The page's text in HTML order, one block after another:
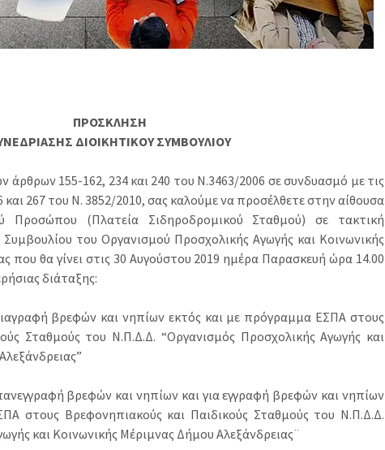
ΠΡΟΣΚΛΗΣΗ
ΔΙΟΙΚΗΤΙΚΟΥ ΣΥΜΒΟΥΛΙΟΥ
άρθρων 155-162, 234 και 240 του Ν.3463/2006 σε συνδυασμό με τις
267 του Ν. 3852/2010, σας καλούμε να προσέλθετε στην αίθουσα
Προσώπου (Πλατεία Σιδηροδρομικού Σταθμού) σε τακτική
Συμβουλίου του Οργανισμού Προσχολικής Αγωγής και Κοινωνικής
που θα γίνει στις 30 Αυγούστου 2019 ημέρα Παρασκευή ώρα 14.00
διάταξης:
βρεφών και νηπίων εκτός και με πρόγραμμα ΕΣΠΑ στους
Σταθμούς του Ν.Π.Δ.Δ. “Οργανισμός Προσχολικής Αγωγής και
βρεφών και νηπίων και για εγγραφή βρεφών και νηπίων
στους Βρεφονηπιακούς και Παιδικούς Σταθμούς του Ν.Π.Δ.Δ.
και Κοινωνικής Μέριμνας Δήμου Αλεξάνδρειας¨